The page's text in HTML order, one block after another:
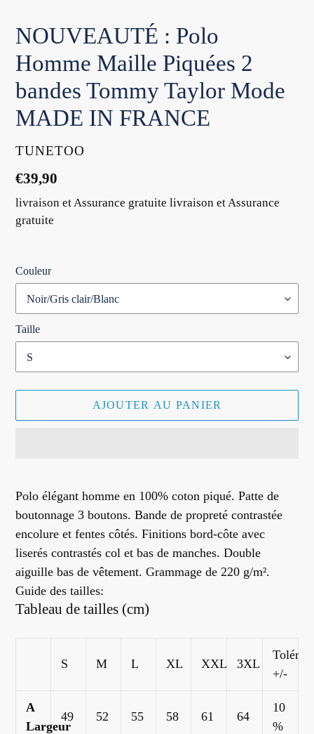
NOUVEAUTÉ : Polo
Homme Maille Piquées 2
bandes Tommy Taylor Mode
MADE IN FRANCE
DISTRIBUTEUR
TUNETOO
Prix
normal
€39,90
livraison et Assurance gratuite livraison et Assurance
gratuite
Couleur
Taille
AJOUTER AU PANIER
d'un
produit
Polo élégant homme en 100% coton piqué. Patte de
boutonnage 3 boutons. Bande de propreté contrastée
encolure et fentes côtés. Finitions bord-côte avec
liserés contrastés col et bas de manches. Double
aiguille bas de vêtement. Grammage de 220 g/m².
Guide des tailles:
Tableau de tailles (cm)
S M L XL XXL 3XL
+/-
A
Largeur
49 52 55 58 61 64
10
%